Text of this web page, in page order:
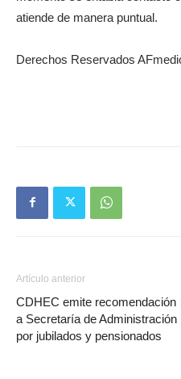
atiende de manera puntual.
Derechos Reservados
Artículo anterior
CDHEC emite recomendación
a Secretaría de Administración
por jubilados y pensionados